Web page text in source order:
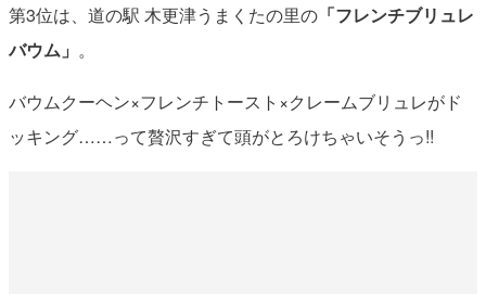
第3位は、道の駅 木更津うまくたの里の「フレンチブリュレ
バウム」 。
バウムクーヘン×フレンチトースト×クレームブリュレがド
ッキング……って贅沢すぎて頭がとろけちゃいそうっ!!